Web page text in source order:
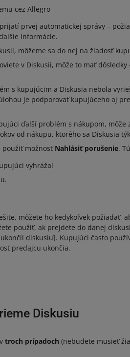
cez Allegro
prvej automatickej správy –
informácie.
môžeme sa do nej na žiadosť
v Diskusii, môže to mať
s kupujúcim a Diskusia nebola
je podporovať kupujúceho aj
ďalší problém s nákupom,
od nákupu, ktorého sa Diskusia
použiť možnosťNahlásiť porušenie.
vyhrážal
môžete ho kedykoľvek požiadať,
použiť, ak prejdete do danej
diskusiu]. Kupujúci často
predajcu ukončia.
Diskusiu
troch prípadoch (nebudete musieť